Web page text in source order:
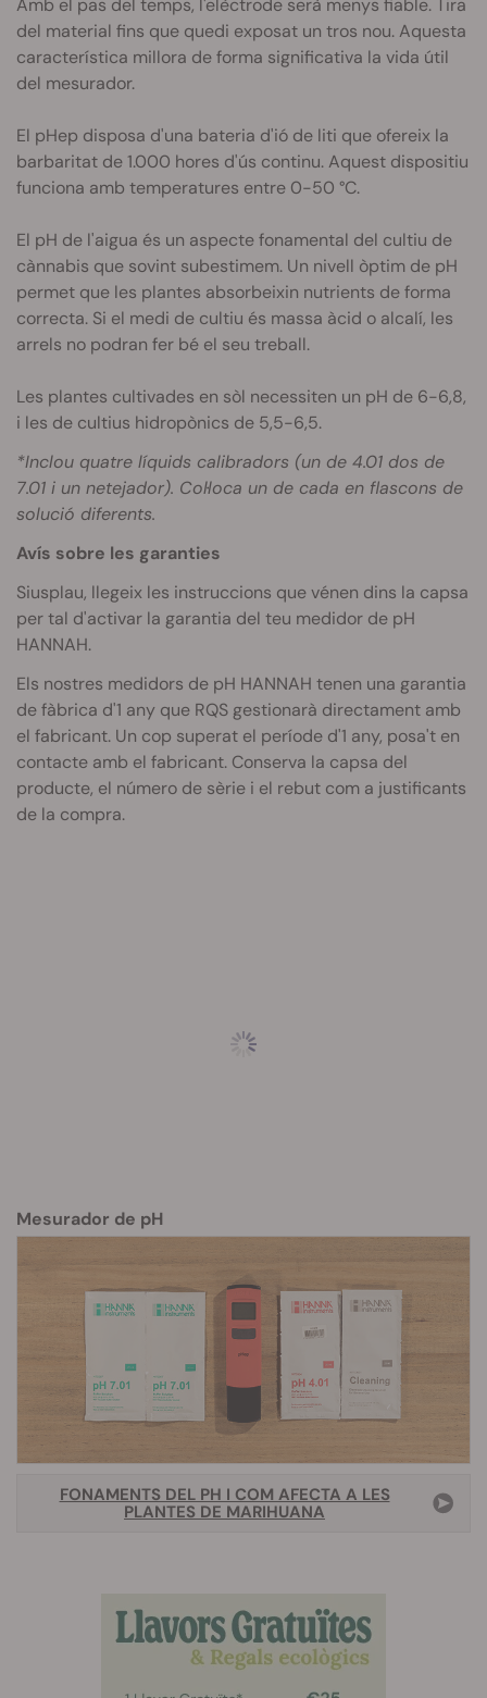
Amb el pas del temps, l'elèctrode serà menys fiable. Tira
del material fins que quedi exposat un tros nou. Aquesta
característica millora de forma significativa la vida útil
del mesurador.
El pHep disposa d'una bateria d'ió de liti que ofereix la
barbaritat de 1.000 hores d'ús continu. Aquest dispositiu
funciona amb temperatures entre 0-50 °C.
El pH de l'aigua és un aspecte fonamental del cultiu de
cànnabis que sovint subestimem. Un nivell òptim de pH
permet que les plantes absorbeixin nutrients de forma
correcta. Si el medi de cultiu és massa àcid o alcalí, les
arrels no podran fer bé el seu treball.
Les plantes cultivades en sòl necessiten un pH de 6-6,8,
i les de cultius hidropònics de 5,5-6,5.
*Inclou quatre líquids calibradors (un de 4.01 dos de
7.01 i un netejador). Col·loca un de cada en flascons de
solució diferents.
Avís sobre les garanties
Siusplau, llegeix les instruccions que vénen dins la capsa
per tal d'activar la garantia del teu medidor de pH
HANNAH.
Els nostres medidors de pH HANNAH tenen una garantia
de fàbrica d'1 any que RQS gestionarà directament amb
el fabricant. Un cop superat el període d'1 any, posa't en
contacte amb el fabricant. Conserva la capsa del
producte, el número de sèrie i el rebut com a justificants
de la compra.
Mesurador de pH
FONAMENTS DEL PH I COM AFECTA A LES
PLANTES DE MARIHUANA